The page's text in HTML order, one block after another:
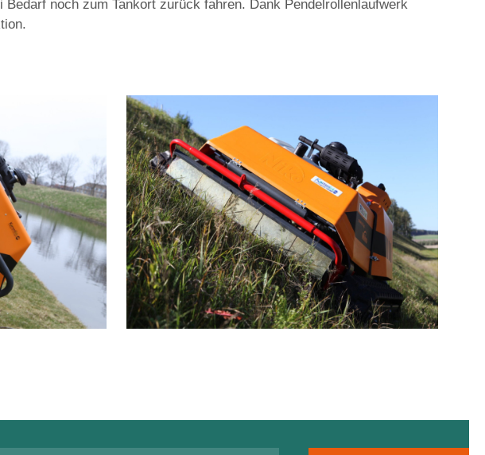
noch zum Tankort zurück fahren. Dank Pendelrollenlaufwerk